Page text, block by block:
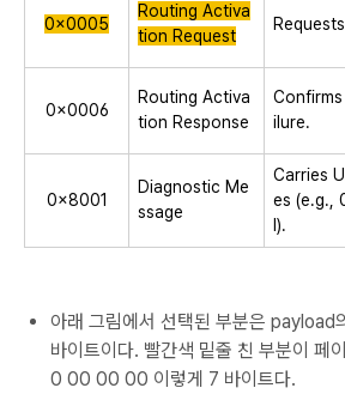
0x0005
Routing Activa
tion Request
0x0006
Routing Activa
tion Response
ilure.
0x8001
Diagnostic Me
ssage
Carries
es (e.g.,
l).
아래 그림에서 선택된 부분은 payload
바이트이다. 빨간색 밑줄 친 부분이
0 00 00 00 이렇게 7 바이트다.